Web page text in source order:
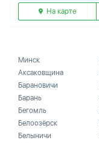
На карте
Минск
Аксаковщина
Барановичи
Барань
Бегомль
Белоозёрск
Белыничи